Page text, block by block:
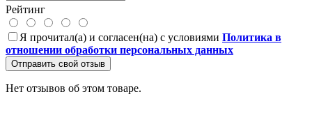
Рейтинг
Я прочитал(а) и согласен(на) с условиями Политика в
отношении обработки персональных данных
Отправить свой отзыв
Нет отзывов об этом товаре.